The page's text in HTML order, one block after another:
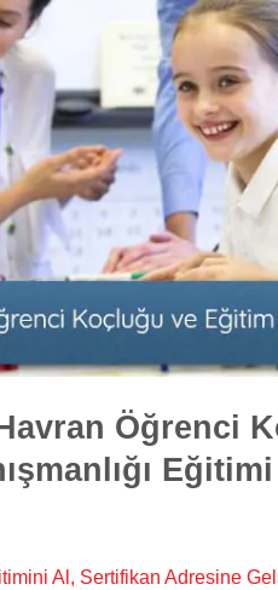
Öğrenci
Al, Sertifikan Adresine